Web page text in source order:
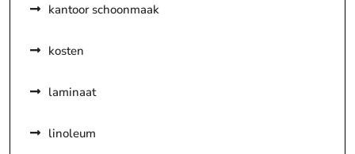
kantoor schoonmaak
kosten
laminaat
linoleum